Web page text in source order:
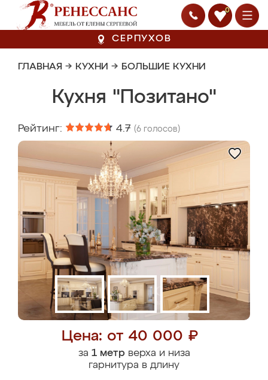
0
СЕРПУХОВ
ГЛАВНАЯ → КУХНИ → БОЛЬШИЕ КУХНИ
Кухня "Позитано"
Рейтинг: 4.7 (6 голосов)
Цена: от 40 000 ₽
за 1 метрверха и низа
гарнитура в длину